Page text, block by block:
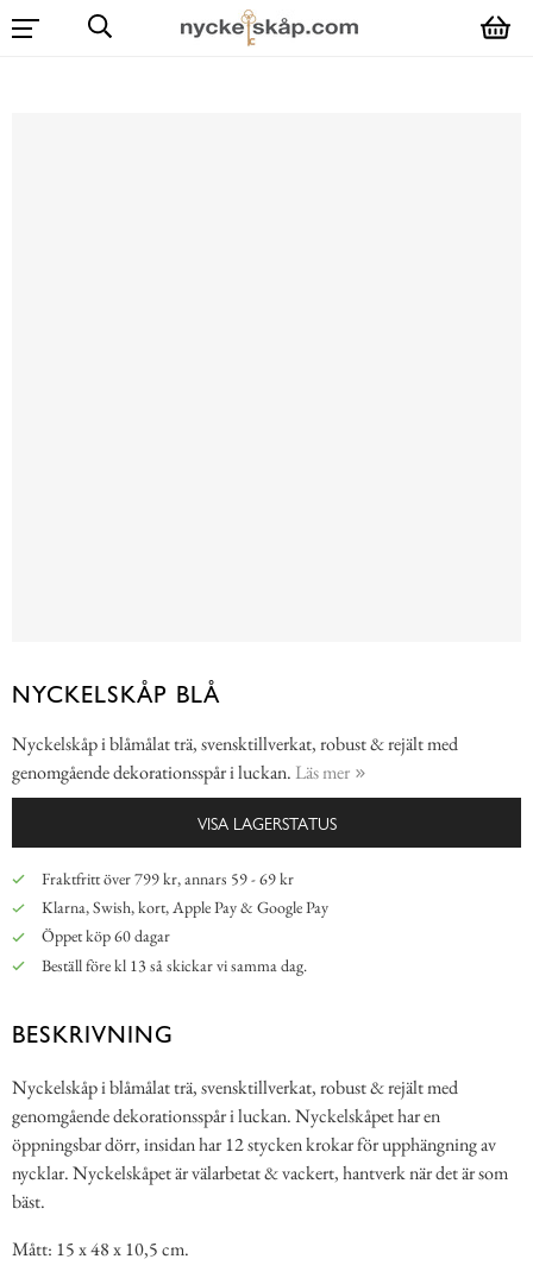
NYCKELSKÅP BLÅ
Nyckelskåp i blåmålat trä, svensktillverkat, robust & rejält med
genomgående dekorationsspår i luckan. Läs mer
VISA LAGERSTATUS
Fraktfritt över 799 kr, annars 59 - 69 kr
Klarna, Swish, kort, Apple Pay & Google Pay
Öppet köp 60 dagar
Beställ före kl 13 så skickar vi samma dag.
BESKRIVNING
Nyckelskåp i blåmålat trä, svensktillverkat, robust & rejält med
genomgående dekorationsspår i luckan. Nyckelskåpet har en
öppningsbar dörr, insidan har 12 stycken krokar för upphängning av
nycklar. Nyckelskåpet är välarbetat & vackert, hantverk när det är som
bäst.
Mått: 15 x 48 x 10,5 cm.